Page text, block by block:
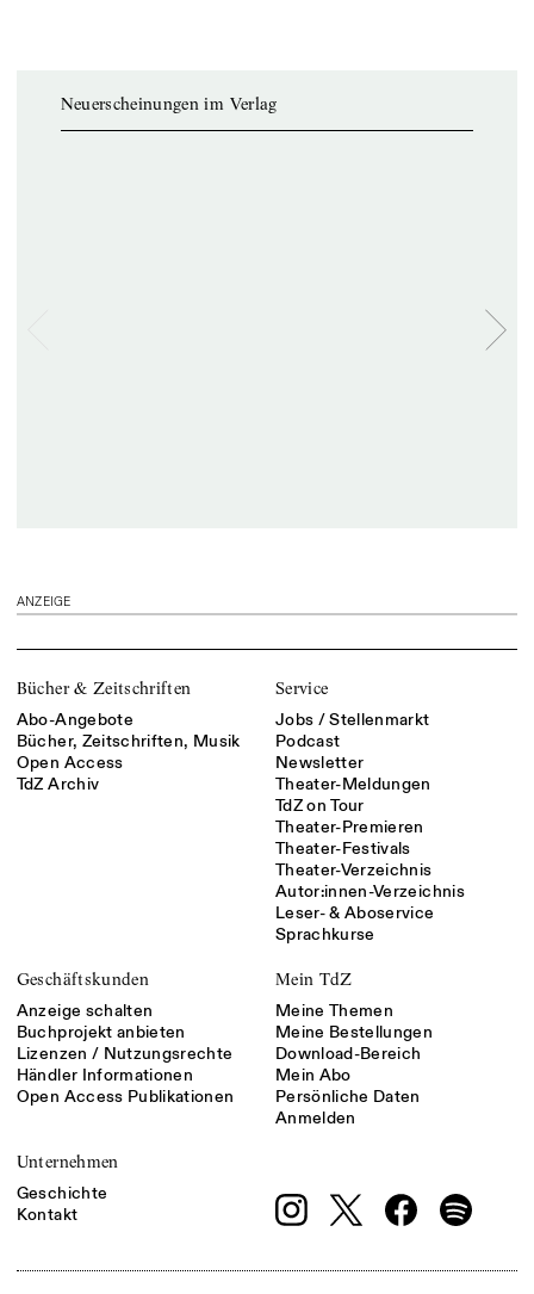
Neuerscheinungen im Verlag
ANZEIGE
Bücher & Zeitschriften
Abo-Angebote
Bücher, Zeitschriften, Musik
Open Access
TdZ Archiv
Service
Jobs / Stellenmarkt
Podcast
Newsletter
Theater-Meldungen
TdZ on Tour
Theater-Premieren
Theater-Festivals
Theater-Verzeichnis
Autor:innen-Verzeichnis
Leser- & Aboservice
Sprachkurse
Geschäftskunden
Anzeige schalten
Buchprojekt anbieten
Lizenzen / Nutzungsrechte
Händler Informationen
Open Access Publikationen
Mein TdZ
Meine Themen
Meine Bestellungen
Download-Bereich
Mein Abo
Persönliche Daten
Anmelden
Unternehmen
Geschichte
Kontakt